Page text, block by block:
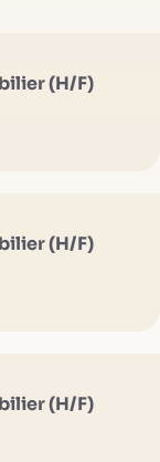
(H/F)
(H/F)
(H/F)